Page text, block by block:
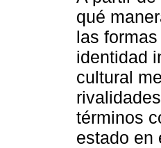
qué
las
identidad
cultural
términos
estado en